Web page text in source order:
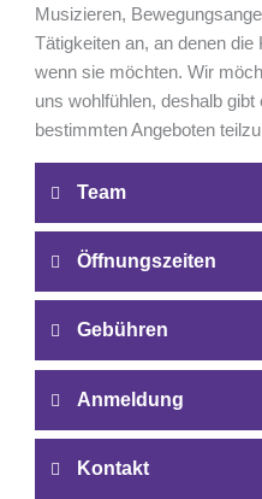
Musizieren,
Tätigkeiten an, an denen
wenn sie möchten. Wir
uns wohlfühlen, deshalb
bestimmten Angeboten
Team
Öffnungszeiten
Gebühren
Anmeldung
Kontakt